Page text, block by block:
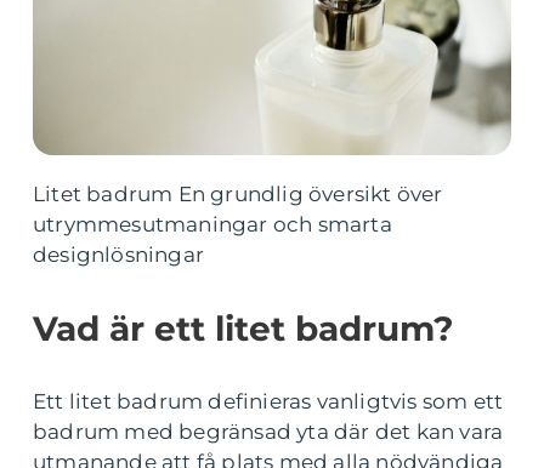
Litet badrum En grundlig översikt över
utrymmesutmaningar och smarta
designlösningar
Vad är ett litet badrum?
Ett litet badrum definieras vanligtvis som ett
badrum med begränsad yta där det kan vara
utmanande att få plats med alla nödvändiga